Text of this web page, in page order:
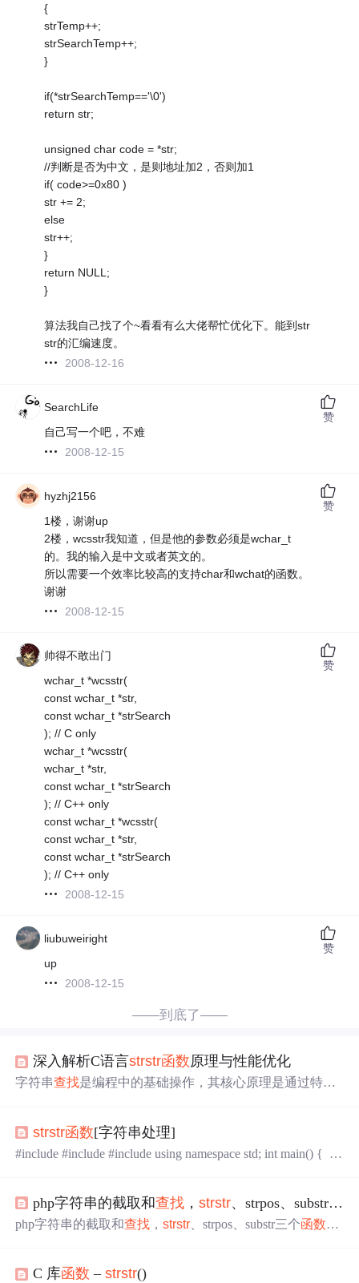
{
strTemp++;
strSearchTemp++;
}
if(*strSearchTemp=='\0')
return str;
unsigned char code = *str;
//判断是否为中文，是则地址加2，否则加1
if( code>=0x80 )
str += 2;
else
str++;
}
return NULL;
}
算法我自己找了个~看看有么大佬帮忙优化下。能到str
str的汇编速度。
2008-12-16
SearchLife
自己写一个吧，不难
2008-12-15
赞
hyzhj2156
1楼，谢谢up
2楼，wcsstr我知道，但是他的参数必须是wchar_t
的。我的输入是中文或者英文的。
所以需要一个效率比较高的支持char和wchat的函数。
谢谢
2008-12-15
赞
帅得不敢出门
wchar_t *wcsstr(
const wchar_t *str,
const wchar_t *strSearch
); // C only
wchar_t *wcsstr(
wchar_t *str,
const wchar_t *strSearch
); // C++ only
const wchar_t *wcsstr(
const wchar_t *str,
const wchar_t *strSearch
); // C++ only
2008-12-15
赞
liubuweiright
up
2008-12-15
赞
——到底了——
深入解析C语言strstr函数原理与性能优化
字符串查找是编程中的基础操作，其核心原理是通过特定
化的KMP算法实现。理解这些算法的时间复杂度（O(n*m)
vs O(n+m)）对性能优化至关重要。在日志分析、文本处理
发者可以显著优化strstr的实际表现。对于复杂模式匹配，
可考虑升级到正则表达式引擎或实现自定义 查找器。
strstr函数[字符串处理]
#include #include #include using namespace std; int main() {
php字符串的截取和查找 ，strstr、strpos、substr三个
php字符串的截取和查找 ，strstr 、strpos、substr三个函数的
C 库函数 –strstr()